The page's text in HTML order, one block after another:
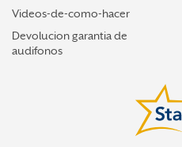
Videos-de-como-hacer
Devolucion garantia de
audifonos